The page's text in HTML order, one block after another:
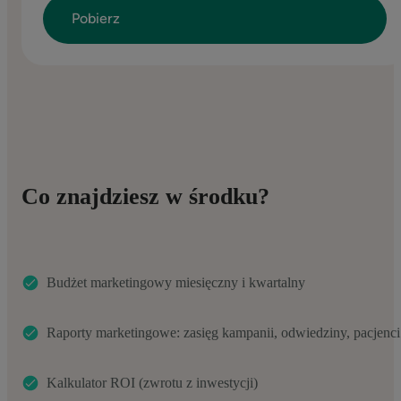
Co znajdziesz w środku?
Budżet marketingowy miesięczny i kwartalny
Raporty marketingowe: zasięg kampanii, odwiedziny, pacjenci
Kalkulator ROI (zwrotu z inwestycji)